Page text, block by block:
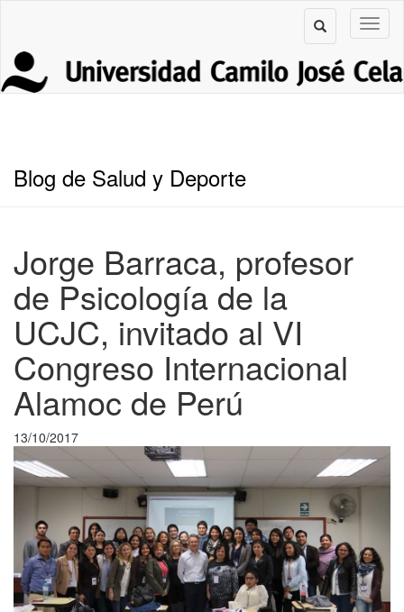
Blog de Salud y Deporte
Jorge Barraca, profesor
de Psicología de la
UCJC, invitado al VI
Congreso Internacional
Alamoc de Perú
13/10/2017